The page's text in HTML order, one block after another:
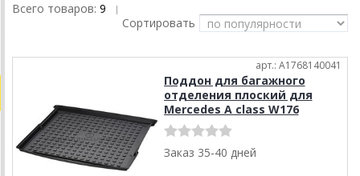
Всего товаров: 9 |
Сортировать
арт.: A1768140041
Поддон для багажного
отделения плоский для
Mercedes A class W176
Заказ 35-40 дней